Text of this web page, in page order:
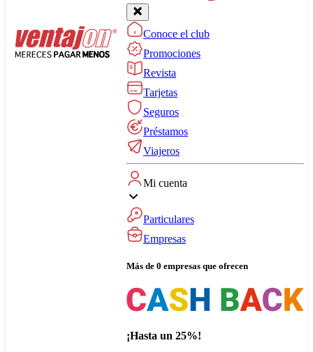
Conoce el club
Promociones
Revista
Tarjetas
Seguros
Préstamos
Viajeros
Mi cuenta
Particulares
Empresas
Más de 0 empresas que ofrecen
¡Hasta un 25%!